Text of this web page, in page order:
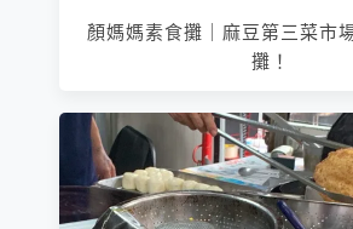
顏媽媽素食攤｜麻豆第三菜市
攤！